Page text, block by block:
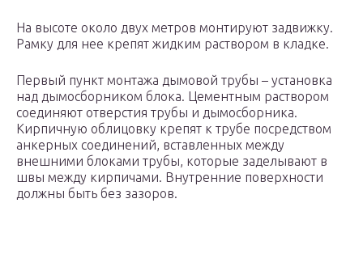
На высоте около двух метров монтируют задвижку.
Рамку для нее крепят жидким раствором в кладке.
Первый пункт монтажа дымовой трубы – установка
над дымосборником блока. Цементным раствором
соединяют отверстия трубы и дымосборника.
Кирпичную облицовку крепят к трубе посредством
анкерных соединений, вставленных между
внешними блоками трубы, которые заделывают в
швы между кирпичами. Внутренние поверхности
должны быть без зазоров.